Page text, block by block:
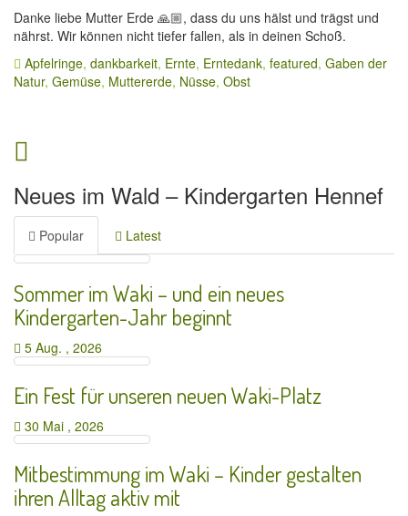
Danke liebe Mutter Erde 🙏🏼, dass du uns hälst und trägst und
nährst. Wir können nicht tiefer fallen, als in deinen Schoß.
Apfelringe, dankbarkeit, Ernte, Erntedank, featured, Gaben der
Natur, Gemüse, Muttererde, Nüsse, Obst
Neues im Wald – Kindergarten Hennef
Popular Latest
Sommer im Waki – und ein neues
Kindergarten-Jahr beginnt
5 Aug. , 2026
Ein Fest für unseren neuen Waki-Platz
30 Mai , 2026
Mitbestimmung im Waki – Kinder gestalten
ihren Alltag aktiv mit